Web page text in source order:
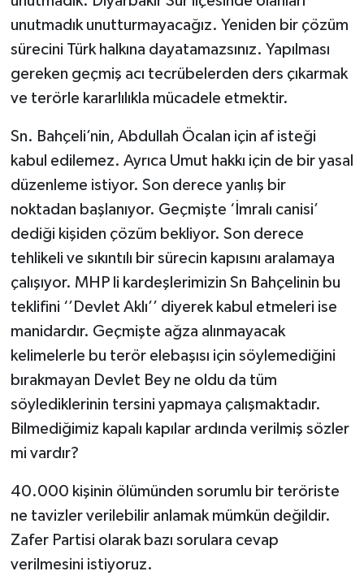
unutmadık unutturmayacağız. Yeniden bir çözüm
sürecini Türk halkına dayatamazsınız. Yapılması
gereken geçmiş acı tecrübelerden ders çıkarmak
ve terörle kararlılıkla mücadele etmektir.
Sn. Bahçeli’nin, Abdullah Öcalan için af isteği
kabul edilemez. Ayrıca Umut hakkı için de bir yasal
düzenleme istiyor. Son derece yanlış bir
noktadan başlanıyor. Geçmişte ‘İmralı canisi’
dediği kişiden çözüm bekliyor. Son derece
tehlikeli ve sıkıntılı bir sürecin kapısını aralamaya
çalışıyor. MHP li kardeşlerimizin Sn Bahçelinin bu
teklifini ‘’Devlet Aklı’’ diyerek kabul etmeleri ise
manidardır. Geçmişte ağza alınmayacak
kelimelerle bu terör elebaşısı için söylemediğini
bırakmayan Devlet Bey ne oldu da tüm
söylediklerinin tersini yapmaya çalışmaktadır.
Bilmediğimiz kapalı kapılar ardında verilmiş sözler
mi vardır?
40.000 kişinin ölümünden sorumlu bir teröriste
ne tavizler verilebilir anlamak mümkün değildir.
Zafer Partisi olarak bazı sorulara cevap
verilmesini istiyoruz.